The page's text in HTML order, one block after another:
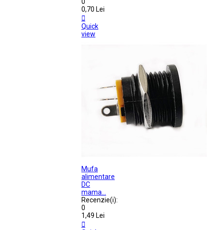
0,70 Lei

Quick
view
Mufa
alimentare
DC
mama...
Recenzie(i):
0
1,49 Lei
